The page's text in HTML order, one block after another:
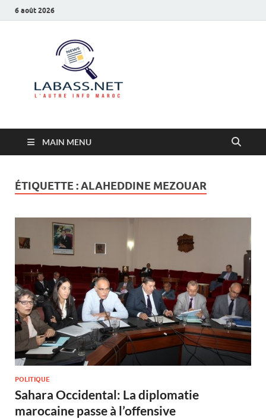
6 août 2026
MAIN MENU
ÉTIQUETTE :ALAHEDDINE MEZOUAR
POLITIQUE
Sahara Occidental: La diplomatie
marocaine passe à l’offensive